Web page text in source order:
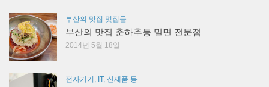
부산의 맛집 멋집들
부산의 맛집 춘하추동 밀면 전문점
2014년 5월 18일
전자기기, IT, 신제품 등